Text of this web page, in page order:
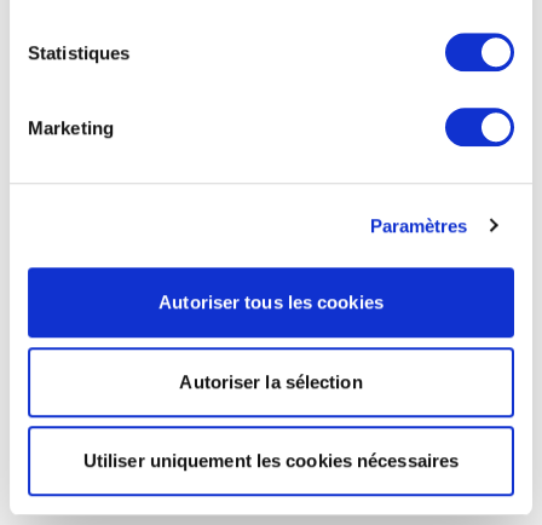
Statistiques
Marketing
Paramètres
Autoriser tous les cookies
Autoriser la sélection
Utiliser uniquement les cookies nécessaires